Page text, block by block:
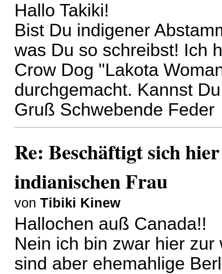
Hallo Takiki!
Bist Du indigener
was Du so schreibst! Ich
Crow Dog "Lakota
durchgemacht. Kannst
Gruß Schwebende Feder
Re: Beschäftigt sich
indianischen Frau
vonTibiki Kinew
Hallochen auß Canada!!
Nein ich bin zwar hier
sind aber ehemahlige